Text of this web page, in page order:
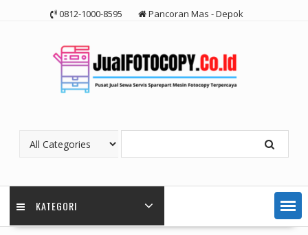
0812-1000-8595 Pancoran Mas - Depok
KATEGORI